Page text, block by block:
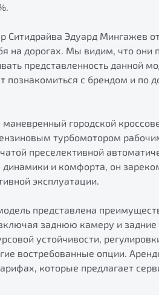
Ситидрайва Эдуард Мингажев
на дорогах. Мы видим, что они
представленность данной
познакомиться с брендом и по
городской
турбомотором
преселективной
и комфорта, он
эксплуатации.
представлена
заднюю камеру и задние
устойчивости,
востребованные опции.
которые предлагает